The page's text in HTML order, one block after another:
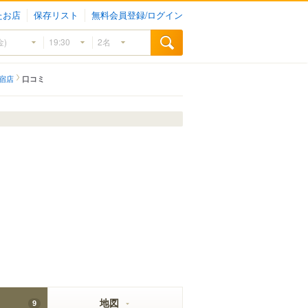
お店 保存リスト 無料会員登録/ログイン
店 口コミ
9 地図